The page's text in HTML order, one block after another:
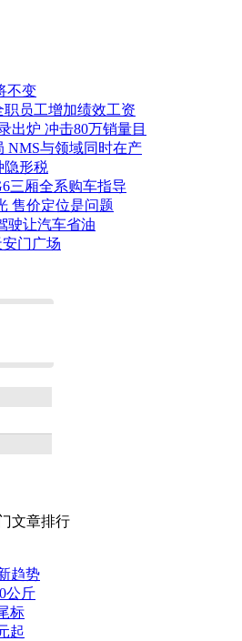
不变
职员工增加绩效工资
出炉 冲击80万销量目
NMS与领域同时在产
隐形税
三厢全系购车指导
售价定位是问题
驶让汽车省油
门广场
文章排行
趋势
公斤
标
起